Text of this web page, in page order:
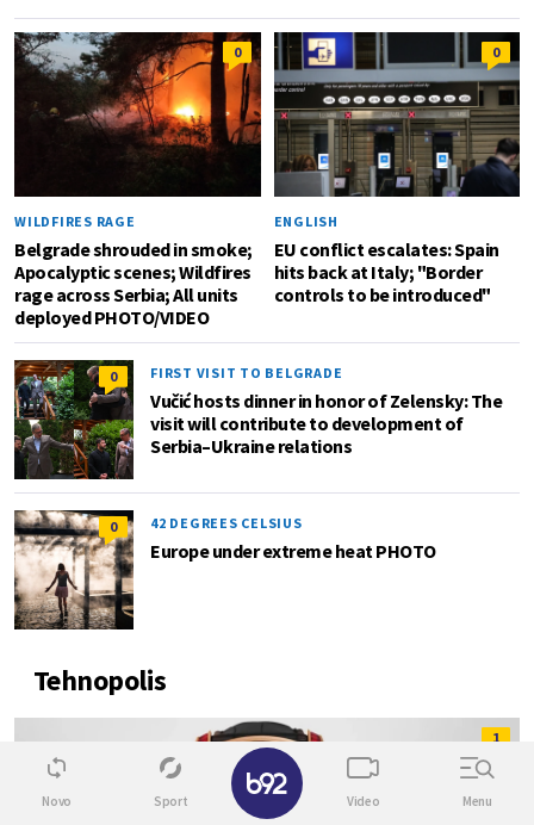
0
WILDFIRES RAGE
Belgrade shrouded in smoke;
Apocalyptic scenes; Wildfires
rage across Serbia; All units
deployed PHOTO/VIDEO
0
ENGLISH
EU conflict escalates: Spain
hits back at Italy; "Border
controls to be introduced"
0 FIRST VISIT TO BELGRADE
Vučić hosts dinner in honor of Zelensky: The
visit will contribute to development of
Serbia–Ukraine relations
0 42 DEGREES CELSIUS
Europe under extreme heat PHOTO
Tehnopolis
1
Novo Sport Video Menu
✕